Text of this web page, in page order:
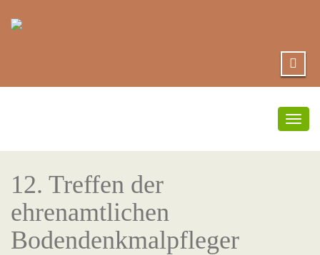
12. Treffen der
ehrenamtlichen
Bodendenkmalpfleger